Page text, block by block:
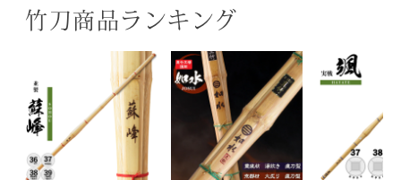
竹刀商品ランキング